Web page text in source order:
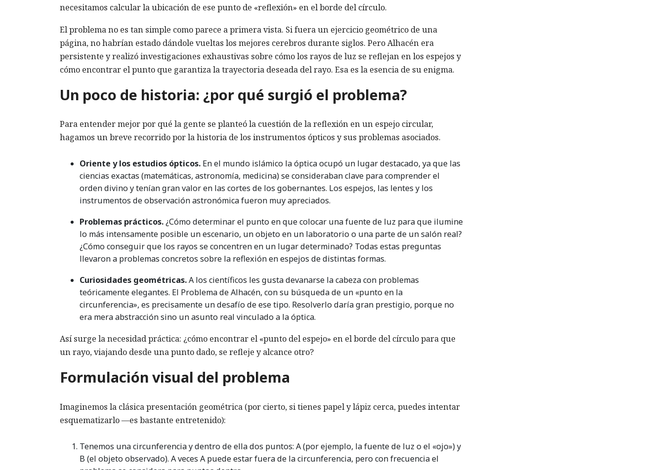
necesitamos calcular la ubicación de ese punto de «reflexión» en el borde del círculo.
El problema no es tan simple como parece a primera vista. Si fuera un ejercicio geométrico de una
página, no habrían estado dándole vueltas los mejores cerebros durante siglos. Pero Alhacén era
persistente y realizó investigaciones exhaustivas sobre cómo los rayos de luz se reflejan en los espejos y
cómo encontrar el punto que garantiza la trayectoria deseada del rayo. Esa es la esencia de su enigma.
Un poco de historia: ¿por qué surgió el problema?
Para entender mejor por qué la gente se planteó la cuestión de la reflexión en un espejo circular,
hagamos un breve recorrido por la historia de los instrumentos ópticos y sus problemas asociados.
Oriente y los estudios ópticos. En el mundo islámico la óptica ocupó un lugar destacado, ya que las
ciencias exactas (matemáticas, astronomía, medicina) se consideraban clave para comprender el
orden divino y tenían gran valor en las cortes de los gobernantes. Los espejos, las lentes y los
instrumentos de observación astronómica fueron muy apreciados.
Problemas prácticos.¿Cómo determinar el punto en que colocar una fuente de luz para que ilumine
lo más intensamente posible un escenario, un objeto en un laboratorio o una parte de un salón real?
¿Cómo conseguir que los rayos se concentren en un lugar determinado? Todas estas preguntas
llevaron a problemas concretos sobre la reflexión en espejos de distintas formas.
Curiosidades geométricas.A los científicos les gusta devanarse la cabeza con problemas
teóricamente elegantes. El Problema de Alhacén, con su búsqueda de un «punto en la
circunferencia», es precisamente un desafío de ese tipo. Resolverlo daría gran prestigio, porque no
era mera abstracción sino un asunto real vinculado a la óptica.
Así surge la necesidad práctica: ¿cómo encontrar el «punto del espejo» en el borde del círculo para que
un rayo, viajando desde una punto dado, se refleje y alcance otro?
Formulación visual del problema
Imaginemos la clásica presentación geométrica (por cierto, si tienes papel y lápiz cerca, puedes intentar
esquematizarlo —es bastante entretenido):
Tenemos una circunferencia y dentro de ella dos puntos: A (por ejemplo, la fuente de luz o el «ojo») y
B (el objeto observado). A veces A puede estar fuera de la circunferencia, pero con frecuencia el